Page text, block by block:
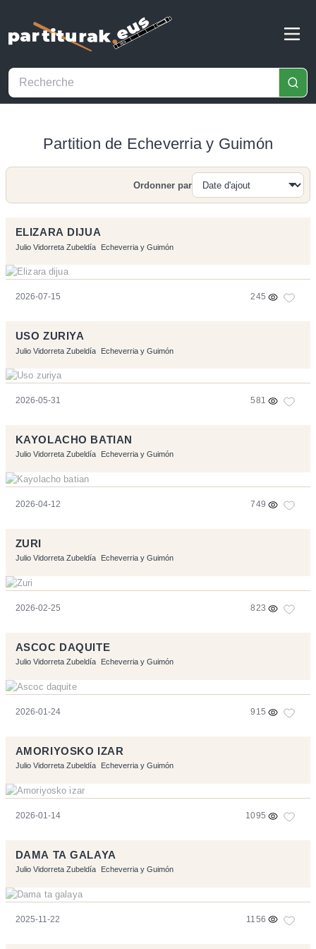
Partition de Echeverria y Guimón
Recherche
Ordonner par
ELIZARA DIJUA
Julio Vidorreta Zubeldía Echeverria y Guimón
2026-07-15 245
USO ZURIYA
Julio Vidorreta Zubeldía Echeverria y Guimón
2026-05-31 581
KAYOLACHO BATIAN
Julio Vidorreta Zubeldía Echeverria y Guimón
2026-04-12 749
ZURI
Julio Vidorreta Zubeldía Echeverria y Guimón
2026-02-25 823
ASCOC DAQUITE
Julio Vidorreta Zubeldía Echeverria y Guimón
2026-01-24 915
AMORIYOSKO IZAR
Julio Vidorreta Zubeldía Echeverria y Guimón
2026-01-14 1095
DAMA TA GALAYA
Julio Vidorreta Zubeldía Echeverria y Guimón
2025-11-22 1156